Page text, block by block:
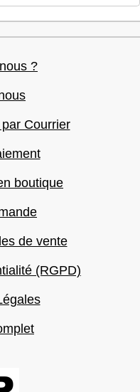
?
Courrier
boutique
de vente
(RGPD)